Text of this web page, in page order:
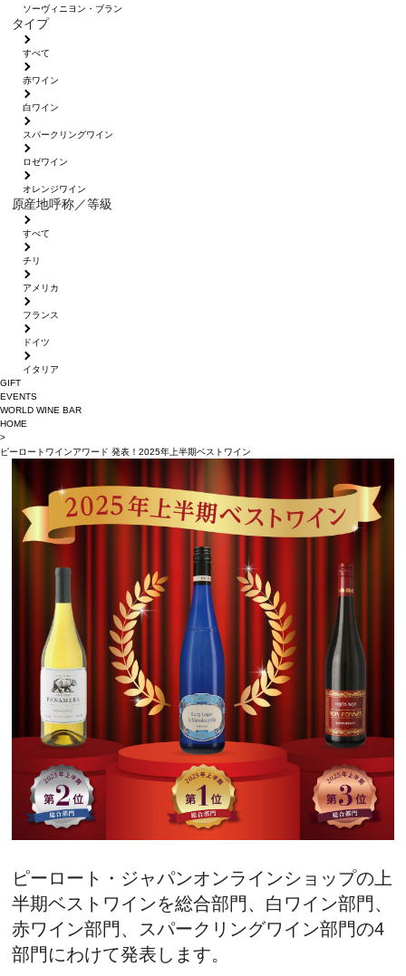
ソーヴィニヨン・ブラン
タイプ
すべて
赤ワイン
白ワイン
スパークリングワイン
ロゼワイン
オレンジワイン
原産地呼称／等級
すべて
チリ
アメリカ
フランス
ドイツ
イタリア
GIFT
EVENTS
WORLD WINE BAR
HOME
>
ピーロートワインアワード 発表！2025年上半期ベストワイン
ピーロート・ジャパンオンラインショップの上
半期ベストワインを総合部門、白ワイン部門、
赤ワイン部門、スパークリングワイン部門の4
部門にわけて発表します。